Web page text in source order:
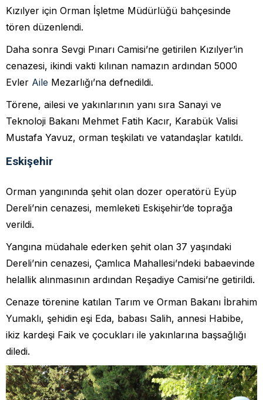
Kızılyer için Orman İşletme Müdürlüğü bahçesinde
tören düzenlendi.
Daha sonra Sevgi Pınarı Camisi’ne getirilen Kızılyer’in
cenazesi, ikindi vakti kılınan namazın ardından 5000
Evler Aile Mezarlığı’na defnedildi.
Törene, ailesi ve yakınlarının yanı sıra Sanayi ve
Teknoloji Bakanı Mehmet Fatih Kacır, Karabük Valisi
Mustafa Yavuz, orman teşkilatı ve vatandaşlar katıldı.
Eskişehir
Orman yangınında şehit olan dozer operatörü Eyüp
Dereli’nin cenazesi, memleketi Eskişehir’de toprağa
verildi.
Yangına müdahale ederken şehit olan 37 yaşındaki
Dereli’nin cenazesi, Çamlıca Mahallesi’ndeki babaevinde
helallik alınmasının ardından Reşadiye Camisi’ne getirildi.
Cenaze törenine katılan Tarım ve Orman Bakanı İbrahim
Yumaklı, şehidin eşi Eda, babası Salih, annesi Habibe,
ikiz kardeşi Faik ve çocukları ile yakınlarına başsağlığı
diledi.